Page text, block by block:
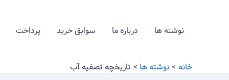
نوشته ها درباره ما سوابق خرید پرداخت
خانه نوشته ها تاریخچه تصفیه آب